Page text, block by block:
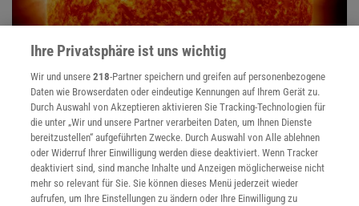
Die Sonne
Ohne die Sonne gäbe es kein Leben auf der Erde. Doch die Sonne
kann dieses Leben auch negativ beeinflussen - etwa durch die
harte UV-Strahlung.
Ihre Privatsphäre ist uns wichtig
Wir und unsere218-Partner speichern und greifen auf personenbezogene
Daten wie Browserdaten oder eindeutige Kennungen auf Ihrem Gerät zu.
Durch Auswahl von Akzeptieren aktivieren Sie Tracking-Technologien für
die unter „Wir und unsere Partner verarbeiten Daten, um Ihnen Dienste
bereitzustellen“ aufgeführten Zwecke. Durch Auswahl von Alle ablehnen
oder Widerruf Ihrer Einwilligung werden diese deaktiviert. Wenn Tracker
deaktiviert sind, sind manche Inhalte und Anzeigen möglicherweise nicht
mehr so relevant für Sie. Sie können dieses Menü jederzeit wieder
aufrufen, um Ihre Einstellungen zu ändern oder Ihre Einwilligung zu